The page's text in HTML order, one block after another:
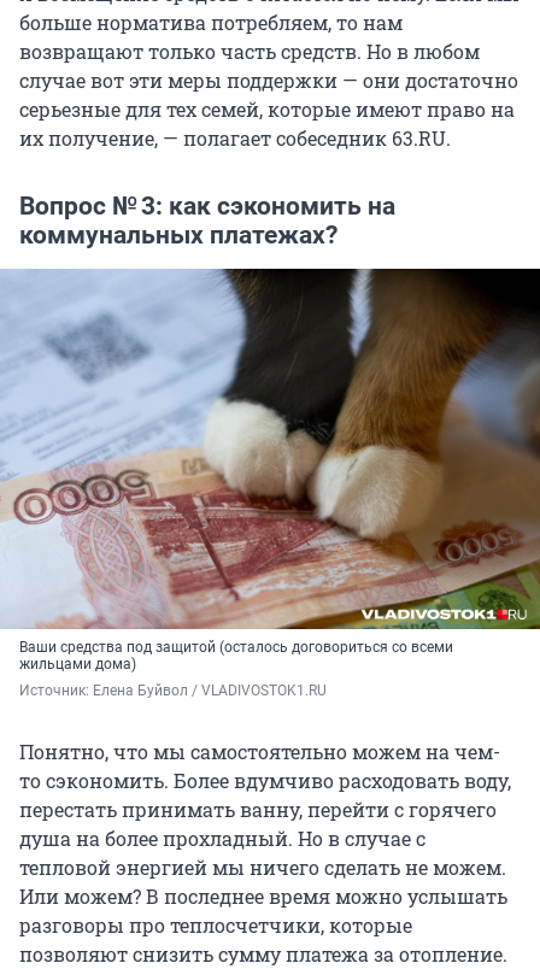
больше норматива потребляем, то нам
возвращают только часть средств. Но в любом
случае вот эти меры поддержки — они достаточно
серьезные для тех семей, которые имеют право на
их получение, — полагает собеседник 63.RU.
Вопрос № 3: как сэкономить на
коммунальных платежах?
Ваши средства под защитой (осталось договориться со всеми
жильцами дома)
Источник: Елена Буйвол / VLADIVOSTOK1.RU
Понятно, что мы самостоятельно можем на чем-
то сэкономить. Более вдумчиво расходовать воду,
перестать принимать ванну, перейти с горячего
душа на более прохладный. Но в случае с
тепловой энергией мы ничего сделать не можем.
Или можем? В последнее время можно услышать
разговоры про теплосчетчики, которые
позволяют снизить сумму платежа за отопление.